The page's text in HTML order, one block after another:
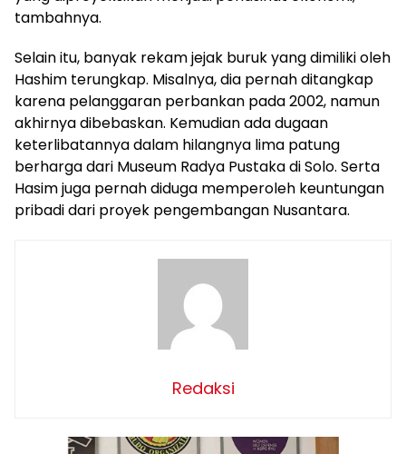
tambahnya.
Selain itu, banyak rekam jejak buruk yang dimiliki oleh
Hashim terungkap. Misalnya, dia pernah ditangkap
karena pelanggaran perbankan pada 2002, namun
akhirnya dibebaskan. Kemudian ada dugaan
keterlibatannya dalam hilangnya lima patung
berharga dari Museum Radya Pustaka di Solo. Serta
Hasim juga pernah diduga memperoleh keuntungan
pribadi dari proyek pengembangan Nusantara.
Redaksi